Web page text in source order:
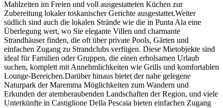
Mahlzeiten im Freien und voll ausgestatteten Küchen zur
Zubereitung lokaler toskanischer Gerichte ausgestattet.Weiter
südlich sind auch die lokalen Strände wie die in Punta Ala eine
Überlegung wert, wo Sie elegante Villen und charmante
Strandhäuser finden, die oft über private Pools, Gärten und
einfachen Zugang zu Strandclubs verfügen. Diese Mietobjekte sind
ideal für Familien oder Gruppen, die einen erholsamen Urlaub
suchen, komplett mit Annehmlichkeiten wie Grills und komfortablen
Lounge-Bereichen.Darüber hinaus bietet der nahe gelegene
Naturpark der Maremma Möglichkeiten zum Wandern und
Erkunden der atemberaubenden Landschaften der Region, und viele
Unterkünfte in Castiglione Della Pescaia bieten einfachen Zugang